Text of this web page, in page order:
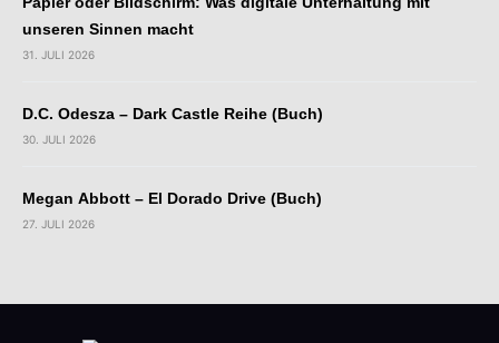
unseren Sinnen macht
31. JULI 2026
D.C. Odesza – Dark Castle Reihe (Buch)
30. JULI 2026
Megan Abbott – El Dorado Drive (Buch)
27. JULI 2026